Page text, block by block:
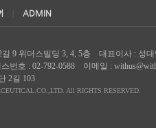
ADMIN
길 9 위더스빌딩 3, 4, 5층 대표이사 : 성
번호 : 02-792-0588 이메일 :
2길 103
All RIGHTS RESERVED.